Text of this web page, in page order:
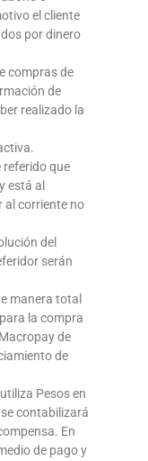
el cliente
por dinero
compras de
de
realizado la
referido que
está al
al corriente no
del
serán
manera total
la compra
de
de
Pesos en
contabilizará
En
de pago y